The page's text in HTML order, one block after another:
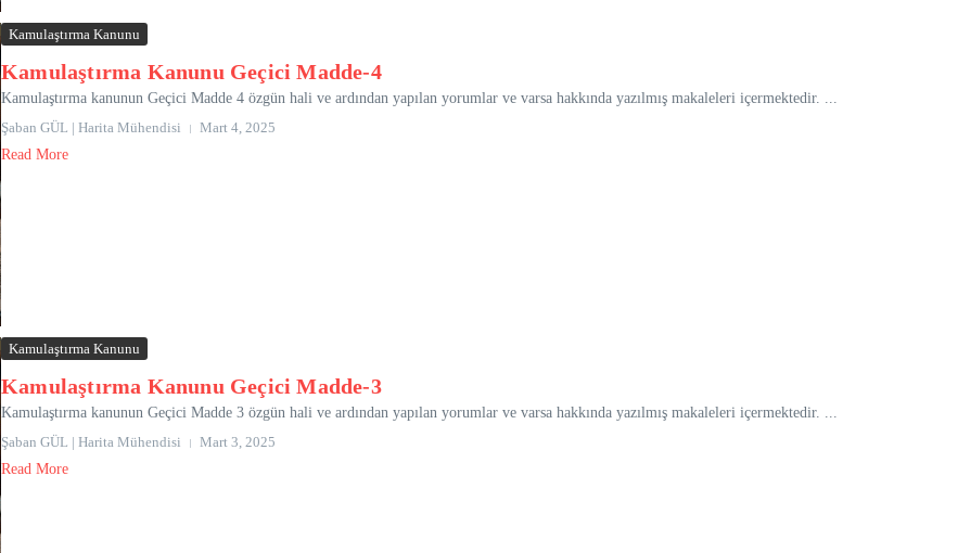
Kamulaştırma Kanunu
Kamulaştırma Kanunu Geçici Madde-4
Kamulaştırma kanunun Geçici Madde 4 özgün hali ve ardından yapılan yorumlar ve varsa hakkında yazılmış makaleleri içermektedir. ...
Şaban GÜL | Harita Mühendisi
Mart 4, 2025
Read More
Kamulaştırma Kanunu
Kamulaştırma Kanunu Geçici Madde-3
Kamulaştırma kanunun Geçici Madde 3 özgün hali ve ardından yapılan yorumlar ve varsa hakkında yazılmış makaleleri içermektedir. ...
Şaban GÜL | Harita Mühendisi
Mart 3, 2025
Read More